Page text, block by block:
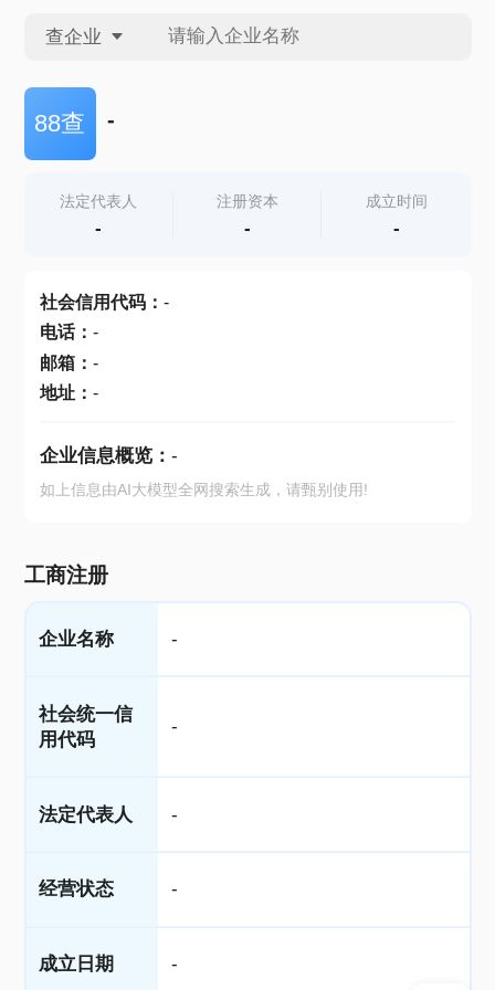
查企业
查企业
查产地
88查 -
法定代表人
-
注册资本
-
成立时间
-
社会信用代码： -
电话： -
邮箱： -
地址： -
企业信息概览： -
如上信息由AI大模型全网搜索生成，请甄别使用!
工商注册
企业名称 -
社会统一信
用代码
-
法定代表人 -
经营状态 -
成立日期 -